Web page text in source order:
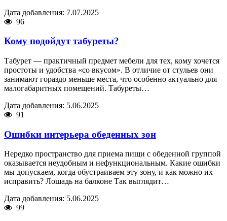
Дата добавления: 7.07.2025
96
Кому подойдут табуреты?
Табурет — практичный предмет мебели для тех, кому хочется
простоты и удобства «со вкусом». В отличие от стульев они
занимают гораздо меньше места, что особенно актуально для
малогабаритных помещений. Табуреты…
Дата добавления: 5.06.2025
91
Ошибки интерьера обеденных зон
Нередко пространство для приема пищи с обеденной группой
оказывается неудобным и нефункциональным. Какие ошибки
мы допускаем, когда обустраиваем эту зону, и как можно их
исправить? Лошадь на балконе Так выглядит…
Дата добавления: 5.06.2025
99